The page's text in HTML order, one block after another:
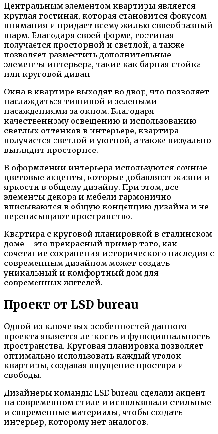
Центральным элементом квартиры является
круглая гостиная, которая становится фокусом
внимания и придает всему жилью своеобразный
шарм. Благодаря своей форме, гостиная
получается просторной и светлой, а также
позволяет разместить дополнительные
элементы интерьера, такие как барная стойка
или круговой диван.
Окна в квартире выходят во двор, что позволяет
наслаждаться тишиной и зелеными
насаждениями за окном. Благодаря
качественному освещению и использованию
светлых оттенков в интерьере, квартира
получается светлой и уютной, а также визуально
выглядит просторнее.
В оформлении интерьера используются сочные
цветовые акценты, которые добавляют жизни и
яркости в общему дизайну. При этом, все
элементы декора и мебели гармонично
вписываются в общую концепцию дизайна и не
перенасыщают пространство.
Квартира с круговой планировкой в сталинском
доме – это прекрасный пример того, как
сочетание сохранения исторического наследия с
современным дизайном может создать
уникальный и комфортный дом для
современных жителей.
Проект от LSD bureau
Одной из ключевых особенностей данного
проекта является легкость и функциональность
пространства. Круговая планировка позволяет
оптимально использовать каждый уголок
квартиры, создавая ощущение простора и
свободы.
Дизайнеры команды LSD bureau сделали акцент
на современном стиле и использовали стильные
и современные материалы, чтобы создать
интерьер, которому нет аналогов.